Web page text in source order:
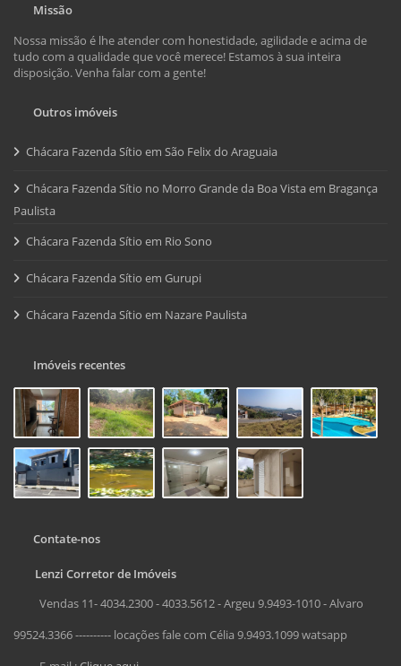
Missão
Nossa missão é lhe atender com honestidade, agilidade e acima de
tudo com a qualidade que você merece! Estamos à sua inteira
disposição. Venha falar com a gente!
Outros imóveis
Chácara Fazenda Sítio em São Felix do Araguaia
Chácara Fazenda Sítio no Morro Grande da Boa Vista em Bragança
Paulista
Chácara Fazenda Sítio em Rio Sono
Chácara Fazenda Sítio em Gurupi
Chácara Fazenda Sítio em Nazare Paulista
Imóveis recentes
Contate-nos
Lenzi Corretor de Imóveis
Vendas 11- 4034.2300 - 4033.5612 - Argeu 9.9493-1010 - Alvaro
99524.3366 ---------- locações fale com Célia 9.9493.1099 watsapp